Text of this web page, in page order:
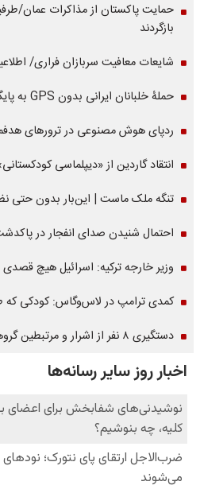
حمایت پاکستان از مذاکرات عمان/
بازگردند
شایعات معافیت سربازان فراری/
حملۀ خلبانان ایرانی بدون GPS به پایگاه آمریکا
ردپای هوش مصنوعی در ترورهای هدفمند؛
انتقاد گاردین از «دیپلماسی
تنگه ملک ماست | این‌بار بدون حتی
احتمال شنیدن صدای انفجار در
وزیر خارجه ترکیه: اسرائیل هیچ
کمدی ترامپ در لاس‌وگاس: کودکی
دستگیری ۸ نفر از اشرار و مرتبطین گروهک های تروریستی